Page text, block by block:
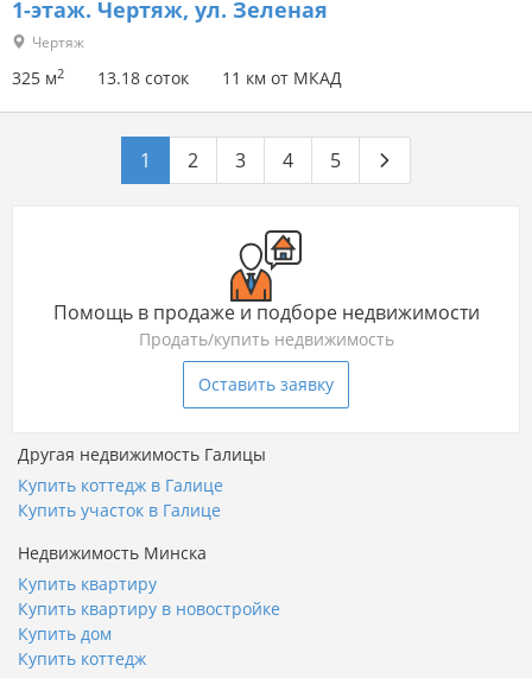
1-этаж. Чертяж, ул. Зеленая
Чертяж
325 м2 13.18 соток 11 км от МКАД
1 2 3 4 5
Помощь в продаже и подборе недвижимости
Продать/купить недвижимость
Оставить заявку
Другая недвижимость Галицы
Купить коттедж в Галице
Купить участок в Галице
Недвижимость Минска
Купить квартиру
Купить квартиру в новостройке
Купить дом
Купить коттедж